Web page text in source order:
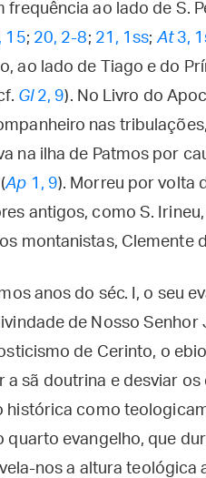
frequência ao lado de S.
15; 20, 2-8; 21, 1ss;At3,
ao lado de Tiago e do
Gl2, 9). No Livro do
nas
na ilha de Patmos por
Ap 1, 9). Morreu por volta
antigos, como S.
montanistas, Clemente
anos do séc. I, o seu
de Nosso
de Cerinto, o
a sã doutrina e desviar
histórica como
evangelho, que
nos a altura